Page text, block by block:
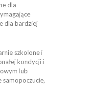
dla
dla bardziej
szkolone i
kondycji i
lub
samopoczucie,